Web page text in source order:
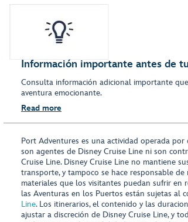
Información importante antes de
Consulta información adicional importante
aventura emocionante.
Read more
Port Adventures es una actividad operada
son agentes de Disney Cruise Line ni son
Cruise Line. Disney Cruise Line no mantiene
transporte, y tampoco se hace responsable
materiales que los visitantes puedan sufrir en
las Aventuras en los Puertos están sujetas al
Line. Los itinerarios, el contenido y las
ajustar a discreción de Disney Cruise Line, y